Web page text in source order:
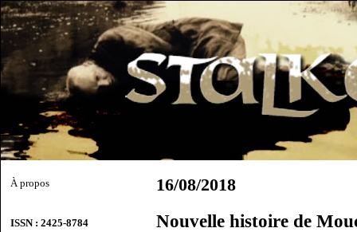
À propos
ISSN : 2425-8784
16/08/2018
Nouvelle histoire de